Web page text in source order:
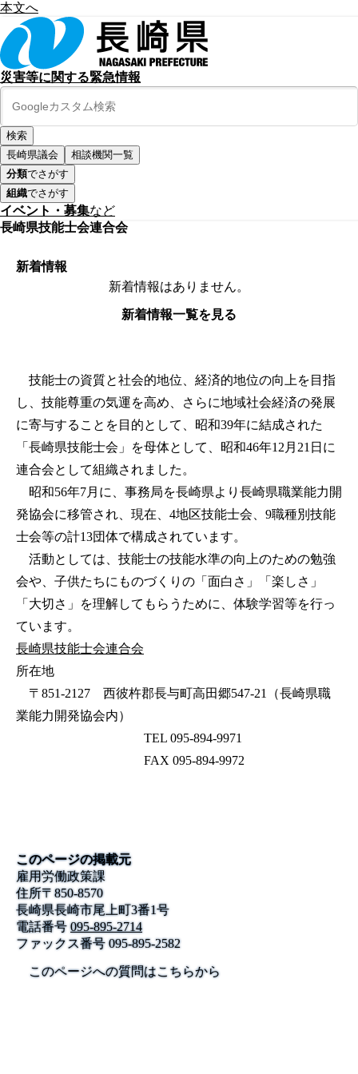
本文へ
災害等に関する緊急情報
長崎県議会
相談機関一覧
分類でさがす
組織でさがす
イベント・募集など
長崎県技能士会連合会
新着情報
新着情報はありません。
新着情報一覧を見る
技能士の資質と社会的地位、経済的地位の向上を目指
し、技能尊重の気運を高め、さらに地域社会経済の発展
に寄与することを目的として、昭和39年に結成された
「長崎県技能士会」を母体として、昭和46年12月21日に
連合会として組織されました。
昭和56年7月に、事務局を長崎県より長崎県職業能力開
発協会に移管され、現在、4地区技能士会、9職種別技能
士会等の計13団体で構成されています。
活動としては、技能士の技能水準の向上のための勉強
会や、子供たちにものづくりの「面白さ」「楽しさ」
「大切さ」を理解してもらうために、体験学習等を行っ
ています。
長崎県技能士会連合会
所在地
〒851-2127 西彼杵郡長与町高田郷547-21（長崎県職
業能力開発協会内）
TEL 095-894-9971
FAX 095-894-9972
このページの掲載元
雇用労働政策課
住所〒850-8570
長崎県長崎市尾上町3番1号
電話番号 095-895-2714
ファックス番号095-895-2582
このページへの質問はこちらから